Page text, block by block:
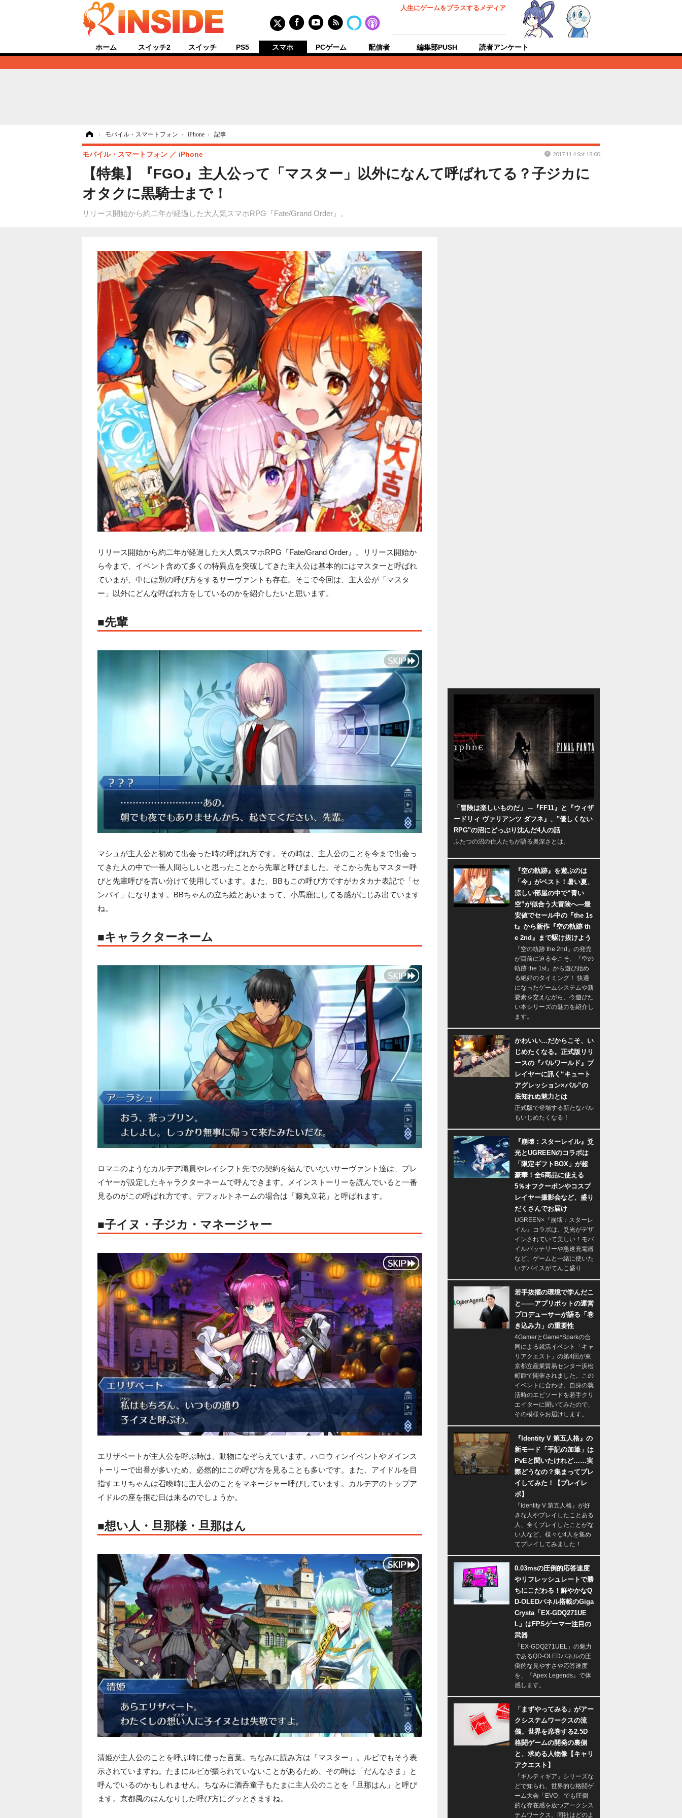
人生にゲームをプラスするメディア
ホーム スイッチ2 スイッチ PS5 スマホ PCゲーム 配信者 編集部PUSH 読者アンケート
› モバイル・スマートフォン › iPhone › 記事
【特集】『FGO』主人公って「マスター」以外になんて呼ばれてる？子ジカに
オタクに黒騎士まで！
リリース開始から約二年が経過した大人気スマホRPG『Fate/Grand Order』。
モバイル・スマートフォン iPhone 2017.11.4 Sat 18:00
リリース開始から約二年が経過した大人気スマホRPG『Fate/Grand Order』。リリース開始か
ら今まで、イベント含めて多くの特異点を突破してきた主人公は基本的にはマスターと呼ばれ
ていまが、中には別の呼び方をするサーヴァントも存在。そこで今回は、主人公が「マスタ
ー」以外にどんな呼ばれ方をしているのかを紹介したいと思います。
■先輩
マシュが主人公と初めて出会った時の呼ばれ方です。その時は、主人公のことを今まで出会っ
てきた人の中で一番人間らしいと思ったことから先輩と呼びました。そこから先もマスター呼
びと先輩呼びを言い分けて使用しています。また、BBもこの呼び方ですがカタカナ表記で「セ
ンパイ」になります。BBちゃんの立ち絵とあいまって、小馬鹿にしてる感がにじみ出ています
ね。
■キャラクターネーム
ロマニのようなカルデア職員やレイシフト先での契約を結んでいないサーヴァント達は、プレ
イヤーが設定したキャラクターネームで呼んできます。メインストーリーを読んでいると一番
見るのがこの呼ばれ方です。デフォルトネームの場合は「藤丸立花」と呼ばれます。
■子イヌ・子ジカ・マネージャー
エリザベートが主人公を呼ぶ時は、動物になぞらえています。ハロウィンイベントやメインス
トーリーで出番が多いため、必然的にこの呼び方を見ることも多いです。また、アイドルを目
指すエリちゃんは召喚時に主人公のことをマネージャー呼びしています。カルデアのトップア
イドルの座を掴む日は来るのでしょうか。
■想い人・旦那様・旦那はん
清姫が主人公のことを呼ぶ時に使った言葉。ちなみに読み方は「マスター」。ルビでもそう表
示されていますね。たまにルビが振られていないことがあるため、その時は「だんなさま」と
呼んでいるのかもしれません。ちなみに酒呑童子もたまに主人公のことを「旦那はん」と呼び
ます。京都風のはんなりした呼び方にグッときますね。
「冒険は楽しいものだ」 ─『FF11』と『ウィザ
ードリィ ヴァリアンツ ダフネ』、"優しくない
RPG"の沼にどっぷり沈んだ4人の話
ふたつの沼の住人たちが語る奥深さとは。
『空の軌跡』を遊ぶのは
「今」がベスト！暑い夏、
涼しい部屋の中で“青い
空”が似合う大冒険へ―最
安値でセール中の『the 1s
t』から新作『空の軌跡 th
e 2nd』まで駆け抜けよう
『空の軌跡 the 2nd』の発売
が目前に迫る今こそ、『空の
軌跡 the 1st』から遊び始め
る絶好のタイミング！ 快適
になったゲームシステムや新
要素を交えながら、今遊びた
い本シリーズの魅力を紹介し
ます。
かわいい…だからこそ、い
じめたくなる。正式版リリ
ースの『パルワールド』プ
レイヤーに訊く“キュート
アグレッション×パル”の
底知れぬ魅力とは
正式版で登場する新たなパル
もいじめたくなる！
『崩壊：スターレイル』爻
光とUGREENのコラボは
「限定ギフトBOX」が超
豪華！全6商品に使える
5％オフクーポンやコスプ
レイヤー撮影会など、盛り
だくさんでお届け
UGREEN×『崩壊：スターレ
イル』コラボは、爻光がデザ
インされていて美しい！モバ
イルバッテリーや急速充電器
など、ゲームと一緒に使いた
いデバイスがてんこ盛り
若手抜擢の環境で学んだこ
と――アプリボットの運営
プロデューサーが語る「巻
き込み力」の重要性
4GamerとGame*Sparkの合
同による就活イベント「キャ
リアクエスト」の第4回が東
京都立産業貿易センター浜松
町館で開催されました。この
イベントに合わせ、自身の就
活時のエピソードを若手クリ
エイターに聞いてみたので、
その模様をお届けします。
『Identity V 第五人格』の
新モード「手記の加筆」は
PvEと聞いたけれど……実
際どうなの？集まってプレ
イしてみた！【プレイレ
ポ】
『Identity V 第五人格』が好
きな人やプレイしたことある
人、全くプレイしたことがな
い人など、様々な4人を集め
てプレイしてみました！
0.03msの圧倒的応答速度
やリフレッシュレートで勝
ちにこだわる！鮮やかなQ
D-OLEDパネル搭載のGiga
Crysta「EX-GDQ271UE
L」はFPSゲーマー注目の
武器
「EX-GDQ271UEL」の魅力
であるQD-OLEDパネルの圧
倒的な見やすさや応答速度
を、『Apex Legends』で体
感します。
「まずやってみる」がアー
クシステムワークスの流
儀。世界を席巻する2.5D
格闘ゲームの開発の裏側
と、求める人物像【キャリ
アクエスト】
『ギルティギア』シリーズな
どで知られ、世界的な格闘ゲ
ーム大会「EVO」でも圧倒
的な存在感を放つアークシス
テムワークス。同社はどのよ